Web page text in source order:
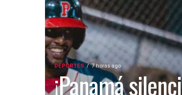
DEPORTES 7 horas ago
¡Panamá